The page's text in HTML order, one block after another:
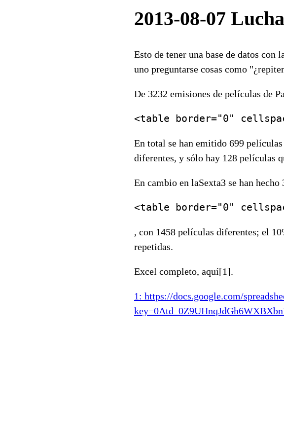
2013-08-07
Esto de tener una base de datos
uno preguntarse cosas como
De 3232 emisiones de películas de
En total se han emitido 699
diferentes, y sólo hay 128 películas
En cambio en laSexta3 se han
, con 1458 películas diferentes; el
repetidas.
Excel completo, aquí[1].
1: https://docs.google.com/